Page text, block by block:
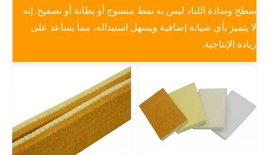
سطح وسادة اللباد ليس به نمط منسوج أو بطانة أو تصفيح. إنه
لا يتميز بأي صيانة إضافية ويسهل استبداله، مما يساعد على
زيادة الإنتاجية.